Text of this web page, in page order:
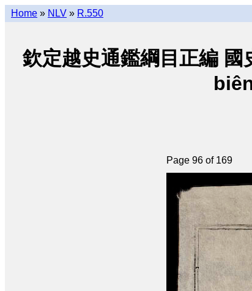
Home » NLV » R.550
欽定越史通鑑綱目正編
Page 96 of 169